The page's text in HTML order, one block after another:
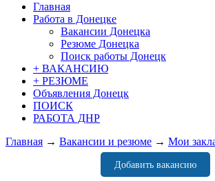
Главная
Работа в Донецке
Вакансии Донецка
Резюме Донецка
Поиск работы Донецк
+ ВАКАНСИЮ
+ РЕЗЮМЕ
Объявления Донецк
ПОИСК
РАБОТА ДНР
Главная → Вакансии и резюме → Мои
Добавить вакансию